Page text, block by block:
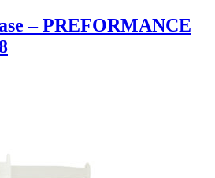
– PREFORMANCE